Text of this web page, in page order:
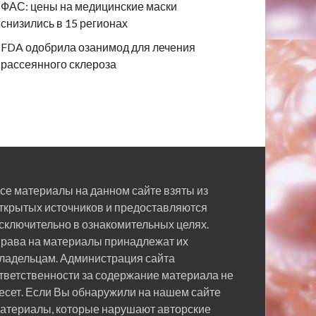
ФАС: цены на медицинские маски
снизились в 15 регионах
FDA одобрила озанимод для лечения
рассеянного склероза
материалы на данном сайте взяты из
источников и предоставляются
в ознакомительных целях.
на материалы принадлежат их
Администрация сайта
за содержание материала не
Если Вы обнаружили на нашем сайте
которые нарушают авторские